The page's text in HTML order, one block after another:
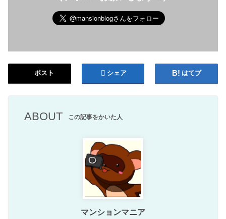
ポスト シェア はてブ
ABOUT この記事をかいた人
マンションマニア